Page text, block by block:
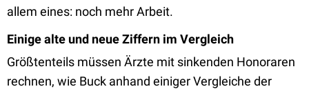
allem eines: noch mehr Arbeit.
Einige alte und neue Ziffern im Vergleich
Größtenteils müssen Ärzte mit sinkenden Honoraren
rechnen, wie Buck anhand einiger Vergleiche der